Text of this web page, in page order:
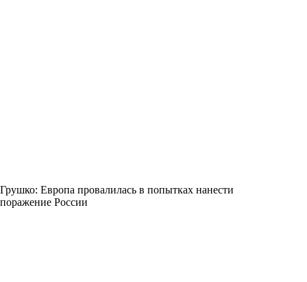
Грушко: Европа провалилась в попытках нанести
поражение России